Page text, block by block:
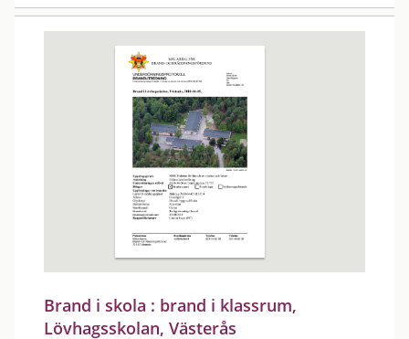
Brand i skola : brand i klassrum,
Lövhagsskolan, Västerås